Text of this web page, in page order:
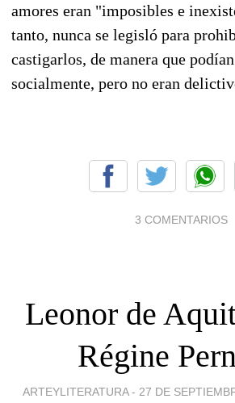
amores eran "imposibles e
tanto, nunca se legisló para
castigarlos, de manera que
socialmente, pero no eran
3 COMENTARIOS
Leonor de
Régine
ARTEYLITERATURA - 27 DE